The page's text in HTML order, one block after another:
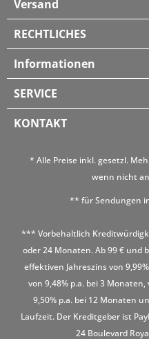
Versand
RECHTLICHES
Informationen
SERVICE
KONTAKT
* Alle Preise inkl. gesetzl.
wenn nicht
** für Sendungen
*** Vorbehaltlich
oder 24 Monaten. Ab 99 € und
effektiven Jahreszins von
von 9,48% p.a. bei 3
9,50% p.a. bei 12 Monaten
Laufzeit. Der Kreditgeber ist
24 Boulevard